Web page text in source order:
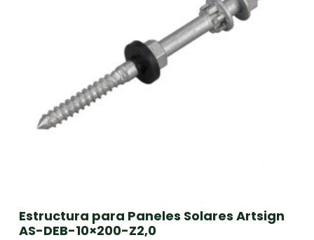
Estructura para Paneles Solares Artsign
AS-DEB-10×200-Z2,0